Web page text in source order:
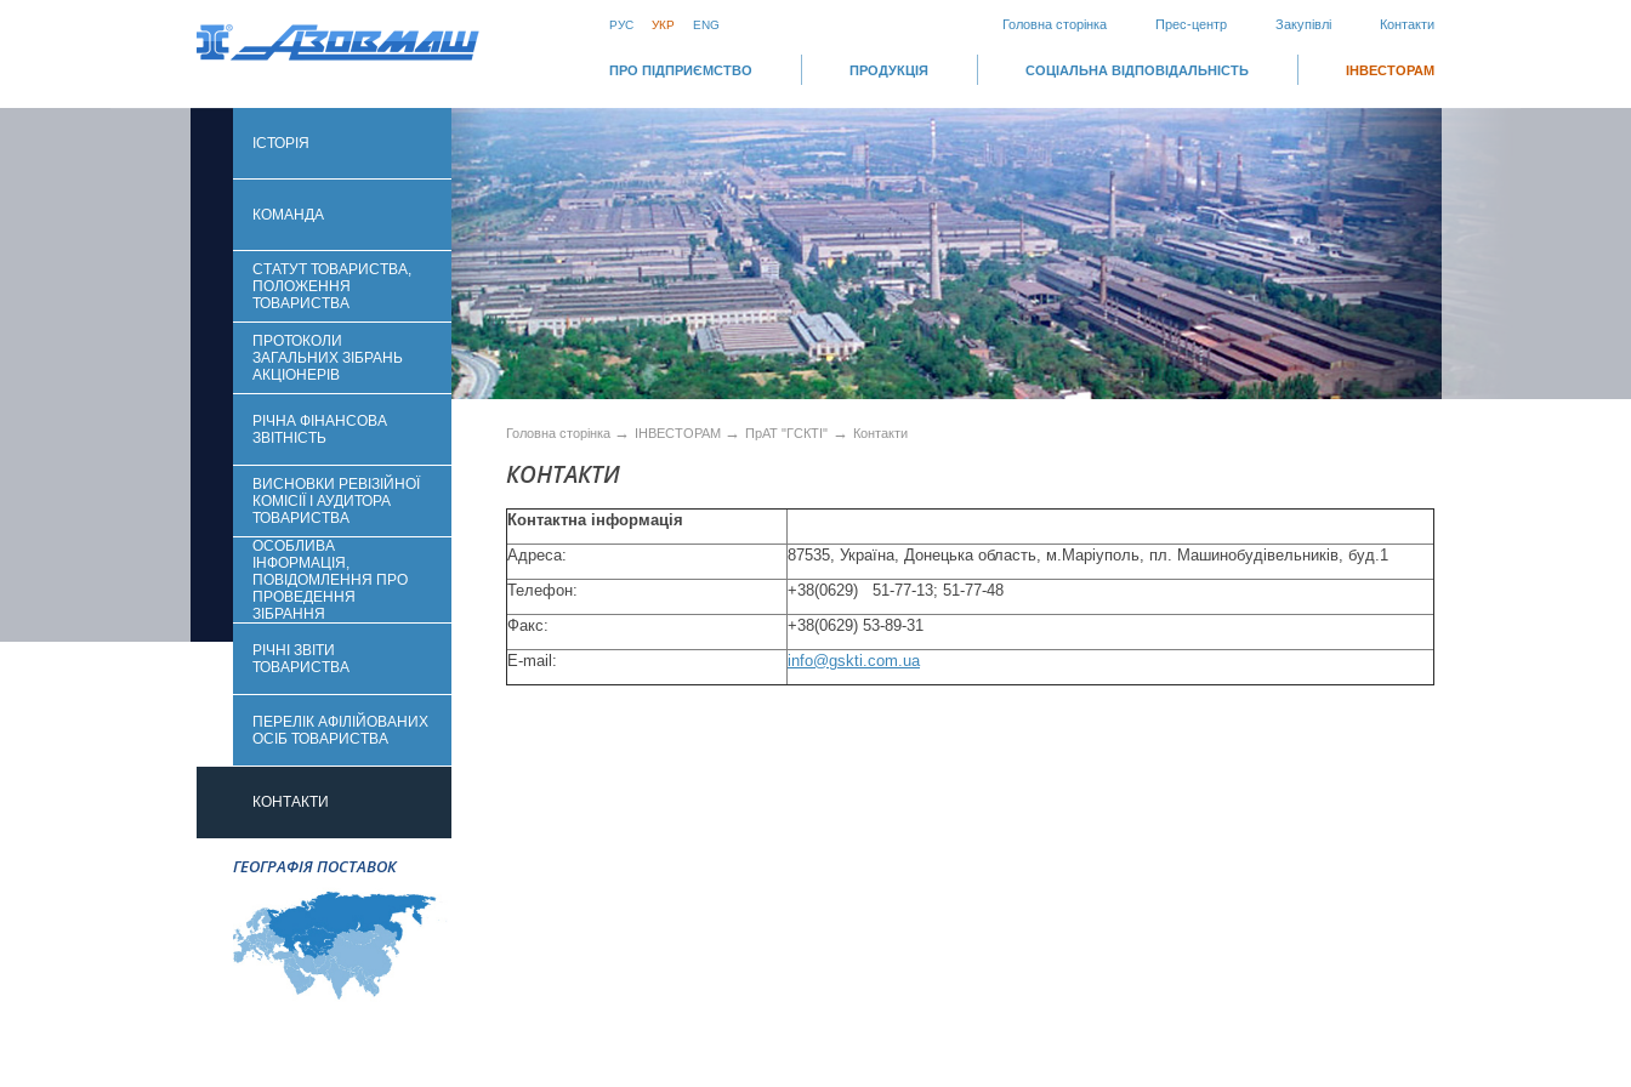
РУС УКР ENG Головна сторінка Прес-центр Закупівлі Контакти
ПРО ПІДПРИЄМСТВО ПРОДУКЦІЯ СОЦІАЛЬНА ВІДПОВІДАЛЬНІСТЬ ІНВЕСТОРАМ
ІСТОРІЯ
КОМАНДА
СТАТУТ ТОВАРИСТВА,
ПОЛОЖЕННЯ
ТОВАРИСТВА
ПРОТОКОЛИ
ЗАГАЛЬНИХ ЗІБРАНЬ
АКЦІОНЕРІВ
РІЧНА ФІНАНСОВА
ЗВІТНІСТЬ
ВИСНОВКИ РЕВІЗІЙНОЇ
КОМІСІЇ І АУДИТОРА
ТОВАРИСТВА
ОСОБЛИВА
ІНФОРМАЦІЯ,
ПОВІДОМЛЕННЯ ПРО
ПРОВЕДЕННЯ
ЗІБРАННЯ
РІЧНІ ЗВІТИ
ТОВАРИСТВА
ПЕРЕЛІК АФІЛIЙОВАНИХ
ОСІБ ТОВАРИСТВА
КОНТАКТИ
ГЕОГРАФІЯ ПОСТАВОК
Головна сторінка → ІНВЕСТОРАМ → ПрАТ "ГСКТІ" → Контакти
КОНТАКТИ
Контактна інформація
Адреса:
87535, Україна, Донецька область, м.Маріуполь, пл. Машинобудівельників, буд.1
Телефон:
+38(0629) 51-77-13; 51-77-48
Факс:
+38(0629) 53-89-31
E-mail:
info@gskti.com.ua